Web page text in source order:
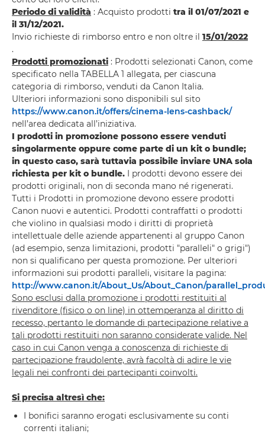
Periodo di validità : Acquisto prodotti tra il 01/07/2021 e
il 31/12/2021.
Invio richieste di rimborso entro e non oltre il 15/01/2022
.
Prodotti promozionati : Prodotti selezionati Canon, come
specificato nella TABELLA 1 allegata, per ciascuna
categoria di rimborso, venduti da Canon Italia.
Ulteriori informazioni sono disponibili sul sito
https://www.canon.it/offers/cinema-lens-cashback/
nell’area dedicata all’iniziativa.
I prodotti in promozione possono essere venduti
singolarmente oppure come parte di un kit o bundle;
in questo caso, sarà tuttavia possibile inviare UNA sola
richiesta per kit o bundle. I prodotti devono essere dei
prodotti originali, non di seconda mano né rigenerati.
Tutti i Prodotti in promozione devono essere prodotti
Canon nuovi e autentici. Prodotti contraffatti o prodotti
che violino in qualsiasi modo i diritti di proprietà
intellettuale delle aziende appartenenti al gruppo Canon
(ad esempio, senza limitazioni, prodotti "paralleli" o grigi")
non si qualificano per questa promozione. Per ulteriori
informazioni sui prodotti paralleli, visitare la pagina:
http://www.canon.it/About_Us/About_Canon/
Sono esclusi dalla promozione i prodotti restituiti al
rivenditore (fisico o on line) in ottemperanza al diritto di
recesso, pertanto le domande di partecipazione relative a
tali prodotti restituiti non saranno considerate valide. Nel
caso in cui Canon venga a conoscenza di richieste di
partecipazione fraudolente, avrà facoltà di adire le vie
legali nei confronti dei partecipanti coinvolti.
Si precisa altresì che:
I bonifici saranno erogati esclusivamente su conti
correnti italiani;